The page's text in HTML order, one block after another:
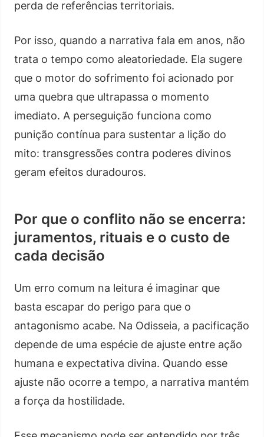
perda de referências territoriais.
Por isso, quando a narrativa fala em anos, não
trata o tempo como aleatoriedade. Ela sugere
que o motor do sofrimento foi acionado por
uma quebra que ultrapassa o momento
imediato. A perseguição funciona como
punição contínua para sustentar a lição do
mito: transgressões contra poderes divinos
geram efeitos duradouros.
Por que o conflito não se encerra:
juramentos, rituais e o custo de
cada decisão
Um erro comum na leitura é imaginar que
basta escapar do perigo para que o
antagonismo acabe. Na Odisseia, a pacificação
depende de uma espécie de ajuste entre ação
humana e expectativa divina. Quando esse
ajuste não ocorre a tempo, a narrativa mantém
a força da hostilidade.